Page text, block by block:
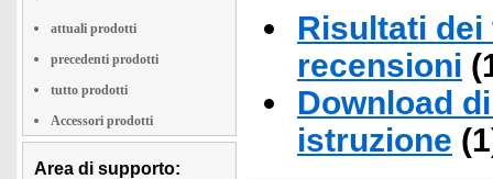
attuali prodotti
precedenti prodotti
tutto prodotti
Accessori prodotti
Area di supporto:
Risultati
recensioni
Download
istruzione